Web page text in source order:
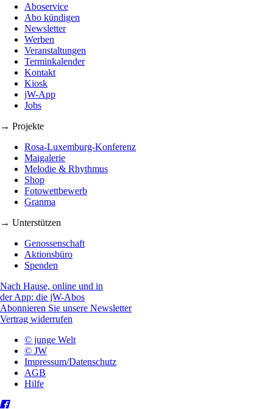
Aboservice
Abo kündigen
Newsletter
Werben
Veranstaltungen
Terminkalender
Kontakt
Kiosk
jW-App
Jobs
→ Projekte
Rosa-Luxemburg-Konferenz
Maigalerie
Melodie & Rhythmus
Shop
Fotowettbewerb
Granma
→ Unterstützen
Genossenschaft
Aktionsbüro
Spenden
Nach Hause, online und in
der App: die jW-Abos
Abonnieren Sie unsere Newsletter
Vertrag widerrufen
© junge Welt
© JW
Impressum/Datenschutz
AGB
Hilfe